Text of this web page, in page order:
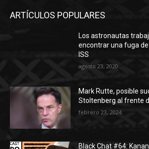
ARTÍCULOS POPULARES
Los astronautas
encontrar una fuga
ISS
agosto 23, 2020
Mark Rutte, posible
Stoltenberg al frente
febrero 23, 2024
Black Chat #64: